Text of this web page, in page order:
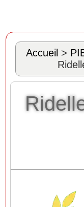
Accueil >